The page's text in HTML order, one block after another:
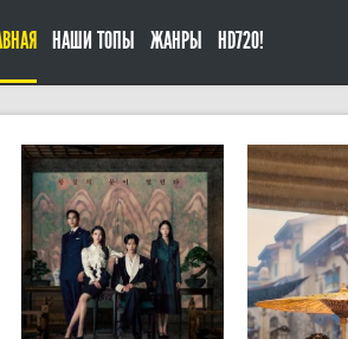
НАШИ ТОПЫ ЖАНРЫ HD720!